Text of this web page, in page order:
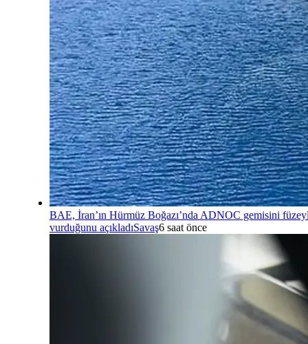
BAE, İran’ın Hürmüz Boğazı’nda ADNOC gemisini
vurduğunu açıkladıSavaş6 saat önce